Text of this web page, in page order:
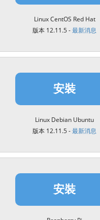
Linux CentOS Red Hat
版本 12.11.5 -最新消息
安裝
Linux Debian Ubuntu
版本 12.11.5 -最新消息
安裝